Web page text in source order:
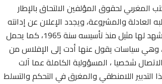
المغربي لحقوق المؤلفين الالتحاق بالإطار
العادلة والمشروعة، ويجدد الإعلان عن إدانته
وشجبه واستنكاره لكل المنزلقات الخطيرة التي يعرفها المكتب، والتي لم يشهد لها مثيل منذ تأسيسه سنة 1965، كما يحمل
وهي سياسات يقول عنها أدت إلى الإفلاس من
شخصيا ، المسؤولية الكاملة عما آلت
اللامنطقي والمغرق في التحكم والتسلط